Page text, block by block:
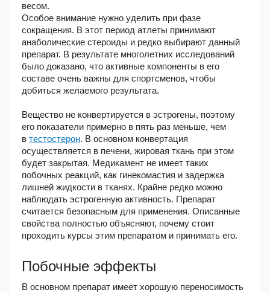
весом.
Особое внимание нужно уделить при фазе
сокращения. В этот период атлеты принимают
анаболические стероиды и редко выбирают данный
препарат. В результате многолетних исследований
было доказано, что активные компоненты в его
составе очень важны для спортсменов, чтобы
добиться желаемого результата.
Вещество не конвертируется в эстрогены, поэтому
его показатели примерно в пять раз меньше, чем
в тестостерон. В основном конвертация
осуществляется в печени, жировая ткань при этом
будет закрытая. Медикамент не имеет таких
побочных реакций, как гинекомастия и задержка
лишней жидкости в тканях. Крайне редко можно
наблюдать эстрогенную активность. Препарат
считается безопасным для применения. Описанные
свойства полностью объясняют, почему стоит
проходить курсы этим препаратом и принимать его.
Побочные эффекты
В основном препарат имеет хорошую переносимость